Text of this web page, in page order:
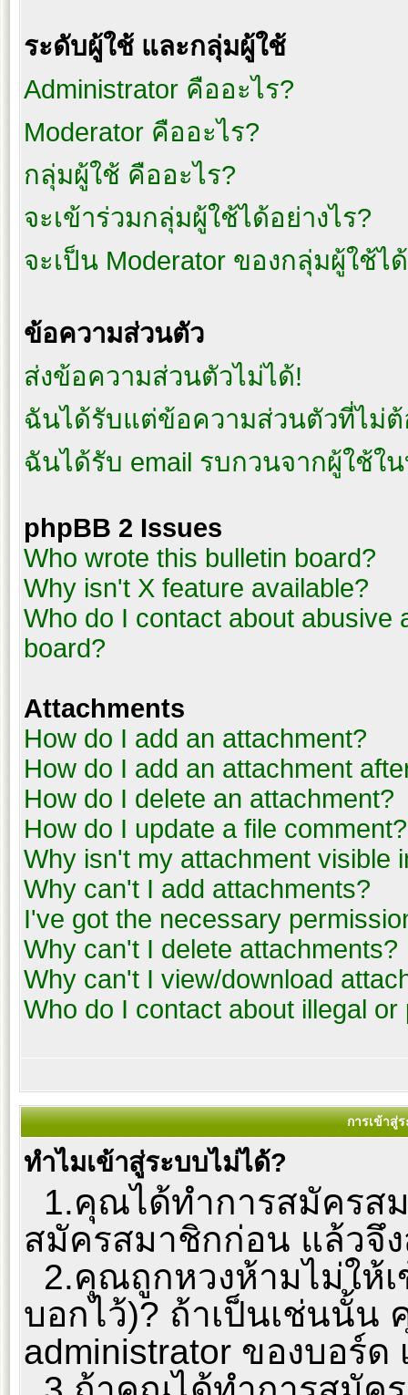
ระดับผู้ใช้ และกลุ่มผู้ใช้
Administrator คืออะไร?
Moderator คืออะไร?
กลุ่มผู้ใช้ คืออะไร?
จะเข้าร่วมกลุ่มผู้ใช้ได้อย่างไร?
จะเป็น Moderator ของกลุ่มผู้ใช้ไ
ข้อความส่วนตัว
ส่งข้อความส่วนตัวไม่ได้!
ฉันได้รับแต่ข้อความส่วนตัวที่ไม่ต้
ฉันได้รับ email รบกวนจากผู้ใช้ใ
phpBB 2 Issues
Who wrote this bulletin board?
Why isn't X feature available?
Who do I contact about abusive
board?
Attachments
How do I add an attachment?
How do I add an attachment
How do I delete an attachment?
How do I update a file comment?
Why isn't my attachment visible
Why can't I add attachments?
I've got the necessary
Why can't I delete attachments?
Why can't I view/download
Who do I contact about illegal
การเข้าสู่ร
ทำไมเข้าสู่ระบบไม่ได้?
1.คุณได้ทำการสมัครส
สมัครสมาชิกก่อน แล้วจึ
2.คุณถูกหวงห้ามไม่ให้
บอกไว้)? ถ้าเป็นเช่นนั้น
administrator ของบอร์ด